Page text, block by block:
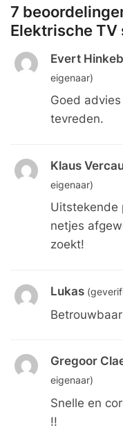
7
Elektrische
Evert
eigenaar)
Goed
tevreden.
Klaus
eigenaar)
Uitstekende
netjes
zoekt!
Lukas
Gregoor
eigenaar)
Snelle en
!!